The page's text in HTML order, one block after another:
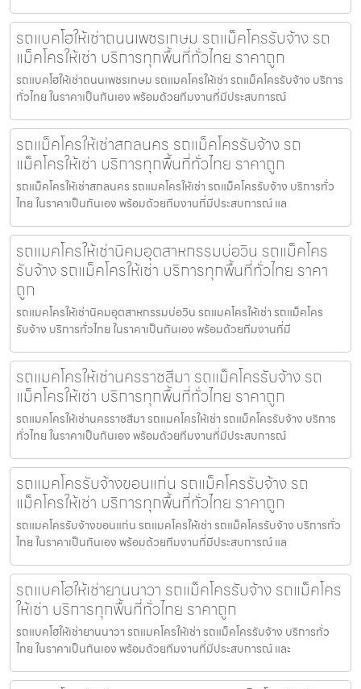
รถแบคโฮให้เช่าถนนเพชรเกษม รถแม็คโครรับจ้าง รถ
แม็คโครให้เช่า บริการทุกพื้นที่ทั่วไทย ราคาถูก
รถแบคโฮให้เช่าถนนเพชรเกษม รถแมคโครให้เช่า รถแม็คโครรับจ้าง บริการ
ทั่วไทย ในราคาเป็นกันเอง พร้อมด้วยทีมงานที่มีประสบการณ์
รถแม็คโครให้เช่าสกลนคร รถแม็คโครรับจ้าง รถ
แม็คโครให้เช่า บริการทุกพื้นที่ทั่วไทย ราคาถูก
รถแม็คโครให้เช่าสกลนคร รถแมคโครให้เช่า รถแม็คโครรับจ้าง บริการทั่ว
ไทย ในราคาเป็นกันเอง พร้อมด้วยทีมงานที่มีประสบการณ์ แล
รถแมคโครให้เช่านิคมอุตสาหกรรมบ่อวิน รถแม็คโคร
รับจ้าง รถแม็คโครให้เช่า บริการทุกพื้นที่ทั่วไทย ราคา
ถูก
รถแมคโครให้เช่านิคมอุตสาหกรรมบ่อวิน รถแมคโครให้เช่า รถแม็คโคร
รับจ้าง บริการทั่วไทย ในราคาเป็นกันเอง พร้อมด้วยทีมงานที่มี
รถแมคโครให้เช่านครราชสีมา รถแม็คโครรับจ้าง รถ
แม็คโครให้เช่า บริการทุกพื้นที่ทั่วไทย ราคาถูก
รถแมคโครให้เช่านครราชสีมา รถแมคโครให้เช่า รถแม็คโครรับจ้าง บริการ
ทั่วไทย ในราคาเป็นกันเอง พร้อมด้วยทีมงานที่มีประสบการณ์
รถแมคโครรับจ้างขอนแก่น รถแม็คโครรับจ้าง รถ
แม็คโครให้เช่า บริการทุกพื้นที่ทั่วไทย ราคาถูก
รถแมคโครรับจ้างขอนแก่น รถแมคโครให้เช่า รถแม็คโครรับจ้าง บริการทั่ว
ไทย ในราคาเป็นกันเอง พร้อมด้วยทีมงานที่มีประสบการณ์ แล
รถแบคโฮให้เช่ายานนาวา รถแม็คโครรับจ้าง รถแม็คโคร
ให้เช่า บริการทุกพื้นที่ทั่วไทย ราคาถูก
รถแบคโฮให้เช่ายานนาวา รถแมคโครให้เช่า รถแม็คโครรับจ้าง บริการทั่ว
ไทย ในราคาเป็นกันเอง พร้อมด้วยทีมงานที่มีประสบการณ์ และ